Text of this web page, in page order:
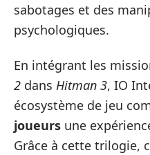
sabotages et des
psychologiques.
En intégrant les
2 dans Hitman 3, IO
écosystème de jeu
joueurs une
Grâce à cette trilogie,